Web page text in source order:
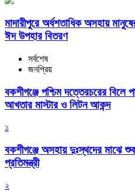
মাদারীপুরে অর্ধশতাধিক অসহায়
ঈদ উপহার বিতরণ
সর্বশেষ
জনপ্রিয়
বকশীগঞ্জে পশ্চিম দত্তেরচরের বিলে
আখতার মাস্টার ও লিটন আকন্দ
১
বকশীগঞ্জে অসহায় দুঃস্থদের মাঝে
প্রতিমন্ত্রী
২